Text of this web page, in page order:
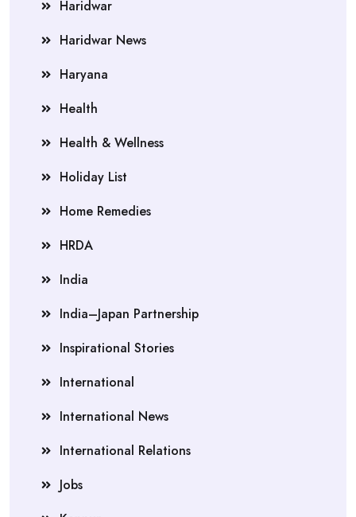
Haridwar
Haridwar News
Haryana
Health
Health & Wellness
Holiday List
Home Remedies
HRDA
India
India–Japan Partnership
Inspirational Stories
International
International News
International Relations
Jobs